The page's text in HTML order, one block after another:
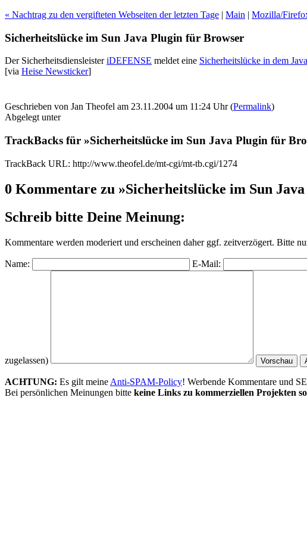
« Nachtrag zu den vergifteten Webseiten der letzten Tage | Main | Mozilla/
Sicherheitslücke im Sun Java Plugin für Browser
Der SicherheitsdiensleisteriDEFENSE meldet eine Sicherheitslücke in dem
[via Heise Newsticker]
Geschrieben von Jan Theofel am 23.11.2004 um 11:24 Uhr (Permalink)
Abgelegt unter
TrackBacks für »Sicherheitslücke im Sun Java Plugin für
TrackBack URL: http://www.theofel.de/mt-cgi/mt-tb.cgi/1274
0 Kommentare zu »Sicherheitslücke im Sun
Schreib bitte Deine Meinung:
Kommentare werden moderiert und erscheinen daher ggf. zeitverzögert. Bitte
Name: E-Mail:
zugelassen)
ACHTUNG: Es gilt meine Anti-SPAM-Policy! Werbende Kommentare und
Bei persönlichen Meinungen bitte keine Links zu kommerziellen Projekten